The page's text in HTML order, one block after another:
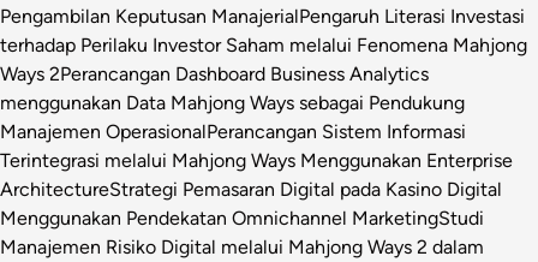
Pengambilan Keputusan ManajerialPengaruh Literasi Investasi
terhadap Perilaku Investor Saham melalui Fenomena Mahjong
Ways 2Perancangan Dashboard Business Analytics
menggunakan Data Mahjong Ways sebagai Pendukung
Manajemen OperasionalPerancangan Sistem Informasi
Terintegrasi melalui Mahjong Ways Menggunakan Enterprise
ArchitectureStrategi Pemasaran Digital pada Kasino Digital
Menggunakan Pendekatan Omnichannel MarketingStudi
Manajemen Risiko Digital melalui Mahjong Ways 2 dalam